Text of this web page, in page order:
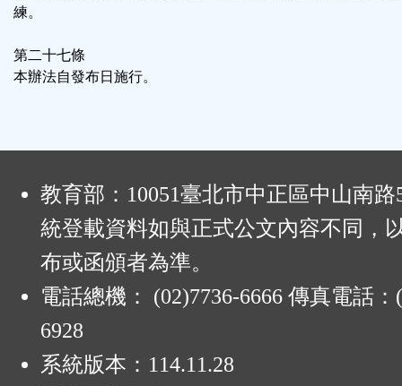
練。
第二十七條
本辦法自發布日施行。
教育部：10051臺北市中正區中山南
統登載資料如與正式公文內容不同，
布或函頒者為準。
電話總機： (02)7736-6666 傳真電話：
6928
系統版本： 114.11.28